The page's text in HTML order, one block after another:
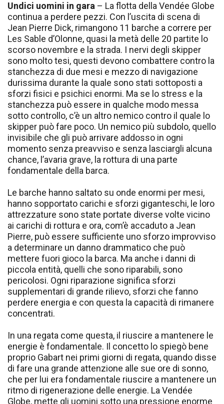
Undici uomini in gara – La flotta della Vendée Globe
continua a perdere pezzi. Con l’uscita di scena di
Jean Pierre Dick, rimangono 11 barche a correre per
Les Sable d’Olonne, quasi la metà delle 20 partite lo
scorso novembre e la strada. I nervi degli skipper
sono molto tesi, questi devono combattere contro la
stanchezza di due mesi e mezzo di navigazione
durissima durante la quale sono stati sottoposti a
sforzi fisici e psichici enormi. Ma se lo stress e la
stanchezza può essere in qualche modo messa
sotto controllo, c’è un altro nemico contro il quale lo
skipper può fare poco. Un nemico più subdolo, quello
invisibile che gli può arrivare addosso in ogni
momento senza preavviso e senza lasciargli alcuna
chance, l’avaria grave, la rottura di una parte
fondamentale della barca.
Le barche hanno saltato su onde enormi per mesi,
hanno sopportato carichi e sforzi giganteschi, le loro
attrezzature sono state portate diverse volte vicino
ai carichi di rottura e ora, com’è accaduto a Jean
Pierre, può essere sufficiente uno sforzo improvviso
a determinare un danno drammatico che può
mettere fuori gioco la barca. Ma anche i danni di
piccola entità, quelli che sono riparabili, sono
pericolosi. Ogni riparazione significa sforzi
supplementari di grande rilievo, sforzi che fanno
perdere energia e con questa la capacità di rimanere
concentrati.
In una regata come questa, il riuscire a mantenere le
energie è fondamentale. Il concetto lo spiegò bene
proprio Gabart nei primi giorni di regata, quando disse
di fare una grande attenzione alle sue ore di sonno,
che per lui era fondamentale riuscire a mantenere un
ritmo di rigenerazione delle energie. La Vendée
Globe, mette gli uomini sotto una pressione enorme